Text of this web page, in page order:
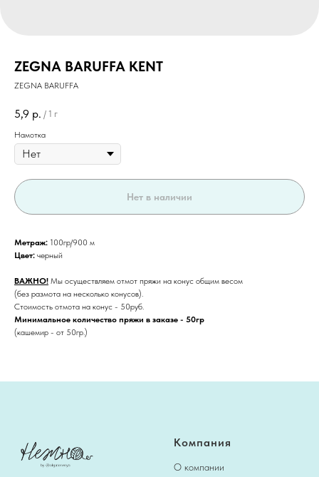
ZEGNA BARUFFA KENT
ZEGNA BARUFFA
5,9 р. / 1 г
Намотка
Нет в наличии
Метраж: 100гр/900 м
Цвет: черный
ВАЖНО! Мы осуществляем отмот пряжи на конус общим весом
(без размота на несколько конусов).
Стоимость отмота на конус - 50руб.
Минимальное количество пряжи в заказе - 50гр
(кашемир - от 50гр.)
Компания
О компании